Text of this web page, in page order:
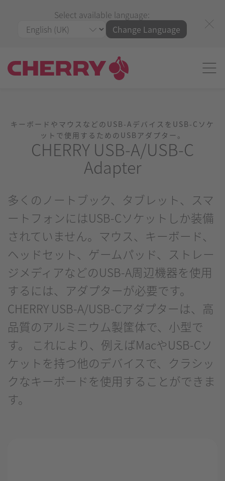
Select available language:
Change Language
キーボードやマウスなどのUSB-AデバイスをUSB-Cソケ
ットで使用するためのUSBアダプター。
CHERRY USB-A/USB-C
Adapter
多くのノートブック、タブレット、スマ
ートフォンにはUSB-Cソケットしか装備
されていません。マウス、キーボード、
ヘッドセット、ゲームパッド、ストレー
ジメディアなどのUSB-A周辺機器を使用
するには、アダプターが必要です。
CHERRY USB-A/USB-Cアダプターは、高
品質のアルミニウム製筐体で、小型で
す。 これにより、例えばMacやUSB-Cソ
ケットを持つ他のデバイスで、クラシッ
クなキーボードを使用することができま
す。